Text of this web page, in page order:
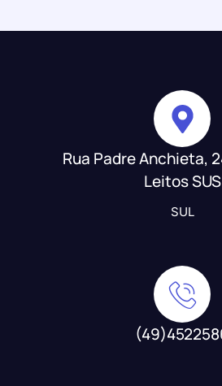
Rua Padre Anchieta,
Leitos SUS
SUL